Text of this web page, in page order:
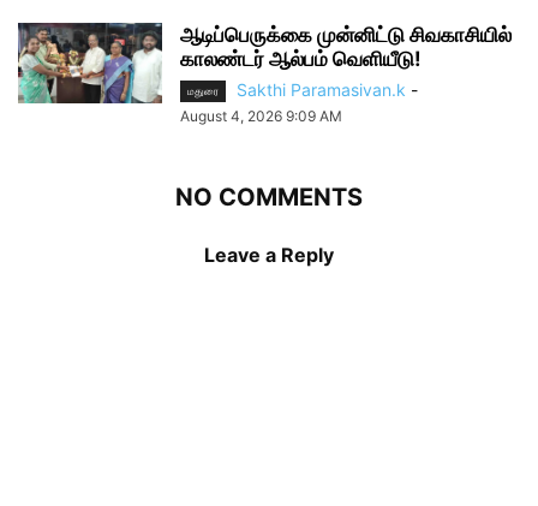
ஆடிப்பெருக்கை முன்னிட்டு சிவகாசியில்
காலண்டர் ஆல்பம் வெளியீடு!
மதுரை Sakthi Paramasivan.k -
August 4, 2026 9:09 AM
NO COMMENTS
Leave a Reply